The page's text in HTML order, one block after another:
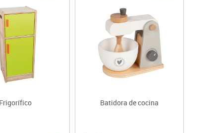
Frigorífico Batidora de cocina